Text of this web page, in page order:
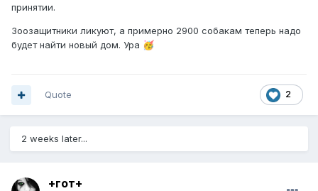
принятии.
Зоозащитники ликуют, а примерно 2900 собакам теперь надо
будет найти новый дом. Ура 🥳
2
Quote
2 weeks later...
+гот+